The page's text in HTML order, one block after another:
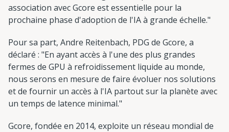
association avec Gcore est essentielle pour la
prochaine phase d'adoption de l'IA à grande échelle."
Pour sa part, Andre Reitenbach, PDG de Gcore, a
déclaré : "En ayant accès à l'une des plus grandes
fermes de GPU à refroidissement liquide au monde,
nous serons en mesure de faire évoluer nos solutions
et de fournir un accès à l'IA partout sur la planète avec
un temps de latence minimal."
Gcore, fondée en 2014, exploite un réseau mondial de